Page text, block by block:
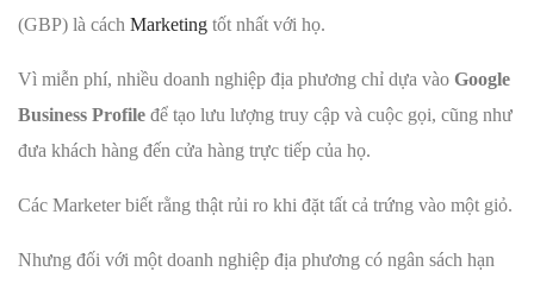
(GBP) là cách Marketing tốt nhất với họ.
Vì miễn phí, nhiều doanh nghiệp địa phương chỉ dựa vào Google
Business Profile để tạo lưu lượng truy cập và cuộc gọi, cũng như
đưa khách hàng đến cửa hàng trực tiếp của họ.
Các Marketer biết rằng thật rủi ro khi đặt tất cả trứng vào một giỏ.
Nhưng đối với một doanh nghiệp địa phương có ngân sách hạn